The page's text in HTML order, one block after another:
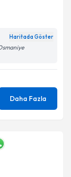
Haritada Göster
Daha Fazla